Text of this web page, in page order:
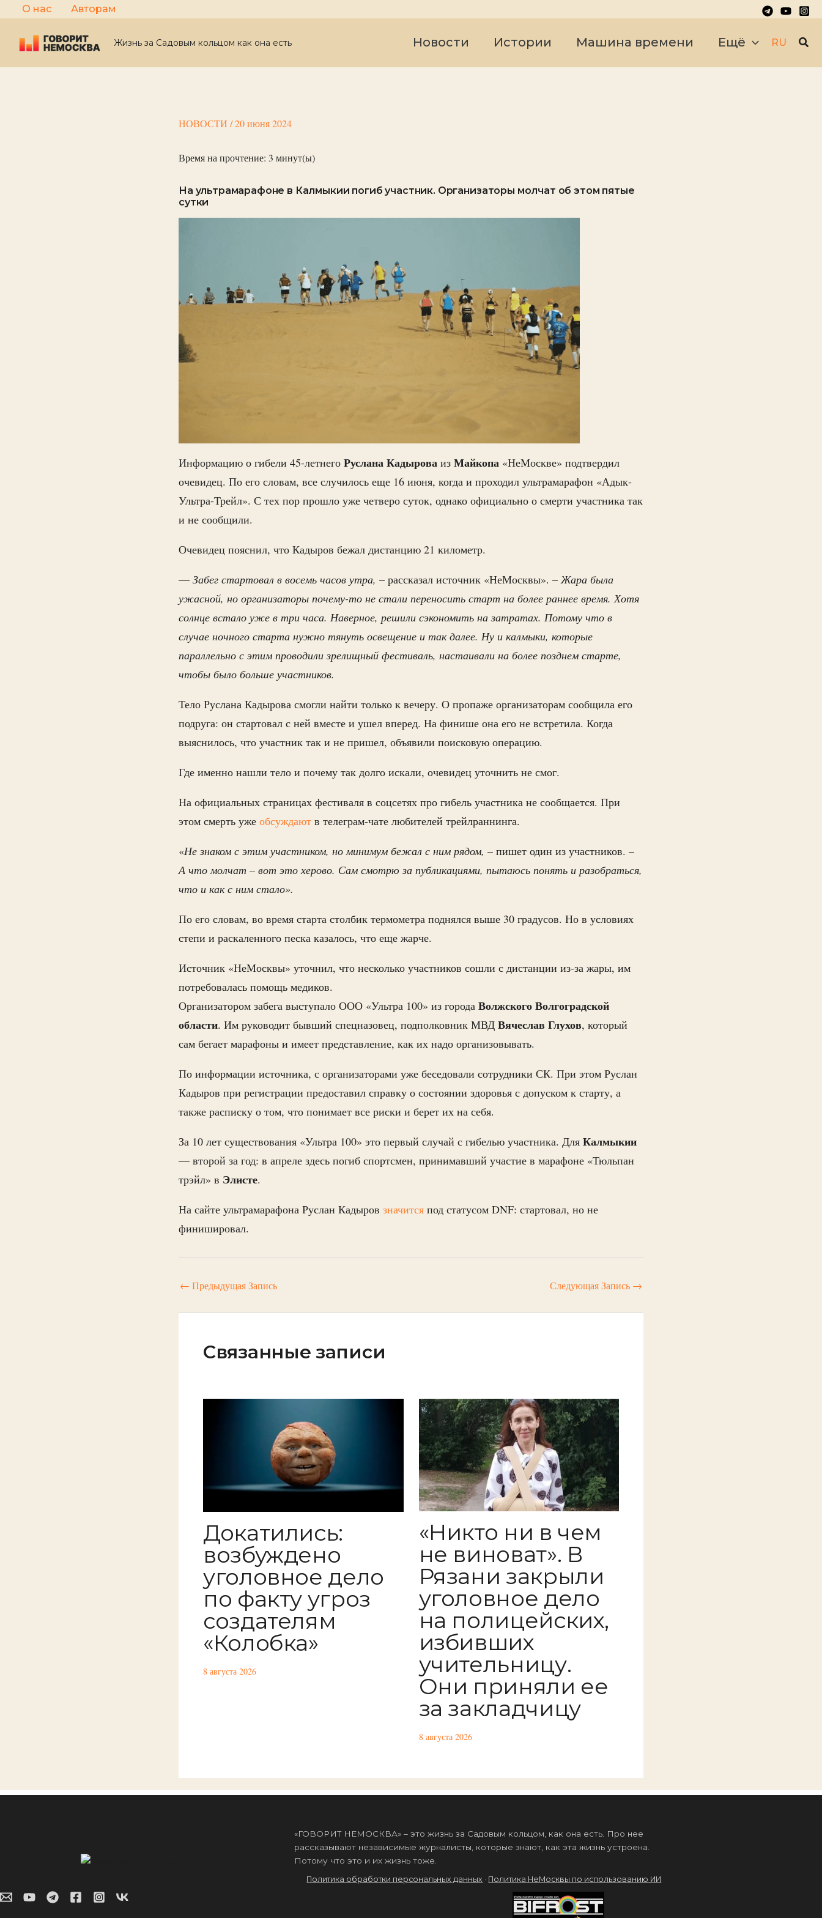
Перейти
к
содержимому
О нас Авторам
Жизнь за Садовым кольцом как она есть Новости Истории Машина времени Ещё RU
НОВОСТИ /20 июня 2024
Время на прочтение: 3 минут(ы)
На ультрамарафоне в Калмыкии погиб участник. Организаторы молчат об этом пятые
сутки
Информацию о гибели 45-летнего Руслана Кадырова из Майкопа «НеМоскве» подтвердил
очевидец. По его словам, все случилось еще 16 июня, когда и проходил ультрамарафон «Адык-
Ультра-Трейл». С тех пор прошло уже четверо суток, однако официально о смерти участника так
и не сообщили.
Очевидец пояснил, что Кадыров бежал дистанцию 21 километр.
— Забег стартовал в восемь часов утра, – рассказал источник «НеМосквы». –Жара была
ужасной, но организаторы почему-то не стали переносить старт на более раннее время. Хотя
солнце встало уже в три часа. Наверное, решили сэкономить на затратах. Потому что в
случае ночного старта нужно тянуть освещение и так далее. Ну и калмыки, которые
параллельно с этим проводили зрелищный фестиваль, настаивали на более позднем старте,
чтобы было больше участников.
Тело Руслана Кадырова смогли найти только к вечеру. О пропаже организаторам сообщила его
подруга: он стартовал с ней вместе и ушел вперед. На финише она его не встретила. Когда
выяснилось, что участник так и не пришел, объявили поисковую операцию.
Где именно нашли тело и почему так долго искали, очевидец уточнить не смог.
На официальных страницах фестиваля в соцсетях про гибель участника не сообщается. При
этом смерть уже обсуждают в телеграм-чате любителей трейлраннинга.
«Не знаком с этим участником, но минимум бежал с ним рядом, – пишет один из участников. –
А что молчат – вот это херово. Сам смотрю за публикациями, пытаюсь понять и разобраться,
что и как с ним стало».
По его словам, во время старта столбик термометра поднялся выше 30 градусов. Но в условиях
степи и раскаленного песка казалось, что еще жарче.
Источник «НеМосквы» уточнил, что несколько участников сошли с дистанции из-за жары, им
потребовалась помощь медиков.
Организатором забега выступало ООО «Ультра 100» из города Волжского Волгоградской
области. Им руководит бывший спецназовец, подполковник МВД Вячеслав Глухов, который
сам бегает марафоны и имеет представление, как их надо организовывать.
По информации источника, с организаторами уже беседовали сотрудники СК. При этом Руслан
Кадыров при регистрации предоставил справку о состоянии здоровья с допуском к старту, а
также расписку о том, что понимает все риски и берет их на себя.
За 10 лет существования «Ультра 100» это первый случай с гибелью участника. Для Калмыкии
— второй за год: в апреле здесь погиб спортсмен, принимавший участие в марафоне «Тюльпан
трэйл» в Элисте.
На сайте ультрамарафона Руслан Кадыров значится под статусом DNF: стартовал, но не
финишировал.
← Предыдущая Запись Следующая Запись →
Связанные записи
Докатились:
возбуждено
уголовное дело
по факту угроз
создателям
«Колобка»
8 августа 2026
«Никто ни в чем
не виноват». В
Рязани закрыли
уголовное дело
на полицейских,
избивших
учительницу.
Они приняли ее
за закладчицу
8 августа 2026
«ГОВОРИТ НЕМОСКВА» – это жизнь за Садовым кольцом, как она есть. Про нее
рассказывают независимые журналисты, которые знают, как эта жизнь устроена.
Потому что это и их жизнь тоже.
Политика обработки персональных данных · Политика НеМосквы по использованию ИИ